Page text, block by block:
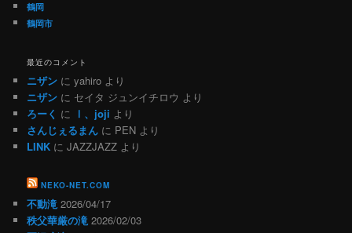
鶴岡
鶴岡市
最近のコメント
ニザン にyahiro より
ニザン に セイタ ジュンイチロウ より
ろーく に Ⅰ、joji より
さんじぇるまん に PEN より
LINK にJAZZJAZZ より
NEKO-NET.COM
不動滝 2026/04/17
秩父華厳の滝 2026/02/03